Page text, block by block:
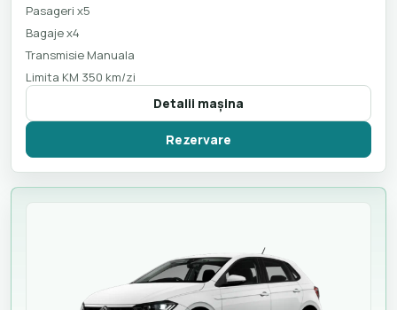
Pasageri x5
Bagaje x4
Transmisie Manuala
Limita KM 350 km/zi
Detalii maşina
Rezervare